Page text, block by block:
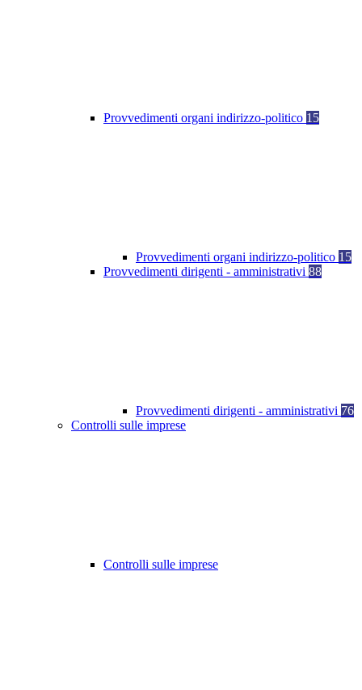
Provvedimenti organi indirizzo-politico 15
Provvedimenti organi indirizzo-politico 15
Provvedimenti dirigenti - amministrativi 88
Provvedimenti dirigenti - amministrativi 76
Controlli sulle imprese
Controlli sulle imprese